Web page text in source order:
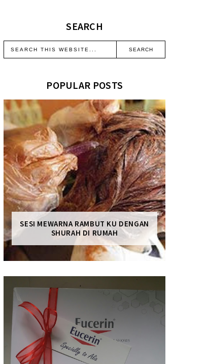
SEARCH
POPULAR POSTS
SESI MEWARNA RAMBUT KU DENGAN
SHURAH DI RUMAH